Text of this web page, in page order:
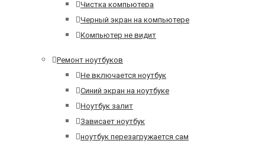
Чистка компьютера
Черный экран на компьютере
Компьютер не видит
Ремонт ноутбуков
Не включается ноутбук
Синий экран на ноутбуке
Ноутбук залит
Зависает ноутбук
ноутбук перезагружается сам